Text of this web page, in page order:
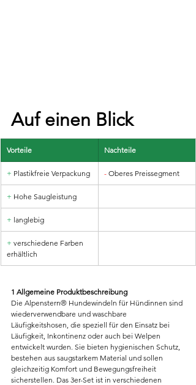
Auf einen Blick
Vorteile Nachteile
+ Plastikfreie Verpackung - Oberes Preissegment
+ Hohe Saugleistung
+ langlebig
+ verschiedene Farben
erhältlich
1 Allgemeine Produktbeschreibung
Die Alpenstern® Hundewindeln für Hündinnen sind
wiederverwendbare und waschbare
Läufigkeitshosen, die speziell für den Einsatz bei
Läufigkeit, Inkontinenz oder auch bei Welpen
entwickelt wurden. Sie bieten hygienischen Schutz,
bestehen aus saugstarkem Material und sollen
gleichzeitig Komfort und Bewegungsfreiheit
sicherstellen. Das 3er-Set ist in verschiedenen